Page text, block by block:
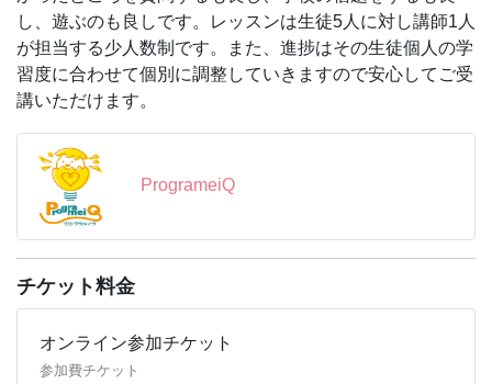
し、遊ぶのも良しです。レッスンは生徒5人に対し講師1人
が担当する少人数制です。また、進捗はその生徒個人の学
習度に合わせて個別に調整していきますので安心してご受
講いただけます。
ProgrameiQ
チケット料金
オンライン参加チケット
参加費チケット